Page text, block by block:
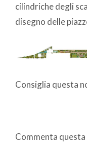
cilindriche degli
disegno delle
Consiglia questa
Commenta